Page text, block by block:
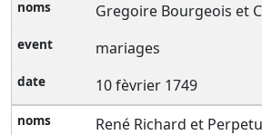
Gregoire Bourgeois et
mariages
10 fèvrier 1749
René Richard et